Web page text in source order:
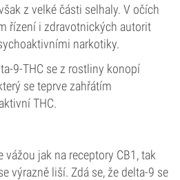
z velké části selhaly. V očích
řízení i zdravotnických autorit
narkotiky.
9-THC se z rostliny konopí
se teprve zahřátím
THC.
jak na receptory CB1, tak
výrazně liší. Zdá se, že delta-9 se